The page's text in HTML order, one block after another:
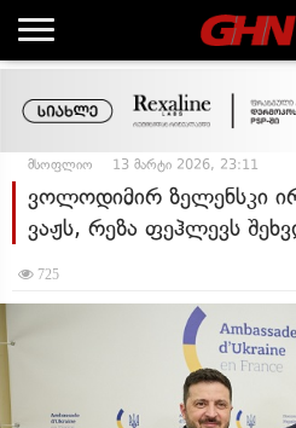
მსოფლიო 13 მარტი 2026, 23:11
ვოლოდიმირ ზელენსკი
ვაჟს, რეზა ფეჰლევს
725